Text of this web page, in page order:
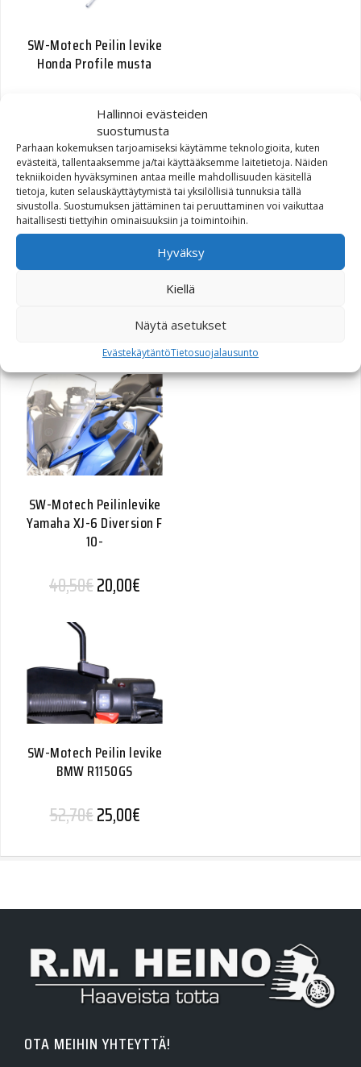
Hallinnoi evästeiden
suostumusta
Parhaan kokemuksen tarjoamiseksi käytämme teknologioita, kuten
evästeitä, tallentaaksemme ja/tai käyttääksemme laitetietoja. Näiden
tekniikoiden hyväksyminen antaa meille mahdollisuuden käsitellä
tietoja, kuten selauskäyttäytymistä tai yksilöllisiä tunnuksia tällä
sivustolla. Suostumuksen jättäminen tai peruuttaminen voi vaikuttaa
haitallisesti tiettyihin ominaisuuksiin ja toimintoihin.
Hyväksy
Kiellä
Näytä asetukset
EvästekäytäntöTietosuojalausunto
SW-Motech Peilin levike
Honda Profile musta
Alkuperäinen hinta oli: 52,70€.
20,00€Nykyinen hinta on: 20,00€.
SW-Motech Peilin levike
Alkuperäinen hinta oli: 50,60€.
€Nykyinen hinta on: 20,00€.
SW-Motech Peilinlevike
Yamaha XJ-6 Diversion F
10-
40,50€Alkuperäinen hinta oli: 40,50€.
20,00€
SW-Motech Peilin levike
BMW R1150GS
52,70€Alkuperäinen hinta oli: 52,70€.
25,00€Nykyinen hinta on: 25,00€.
OTA MEIHIN YHTEYTTÄ!